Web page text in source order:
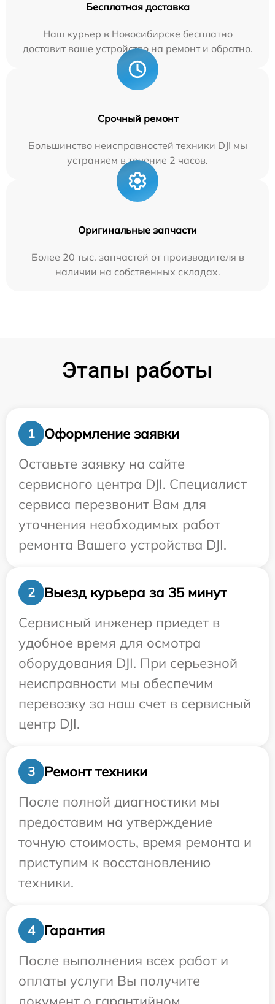
Бесплатная доставка
Наш курьер в Новосибирске бесплатно
доставит ваше устройство на ремонт и обратно.
Срочный ремонт
Большинство неисправностей техники DJI мы
устраняем в течение 2 часов.
Оригинальные запчасти
Более 20 тыс. запчастей от производителя в
наличии на собственных складах.
Этапы работы
1
Оформление заявки
Оставьте заявку на сайте
сервисного центра DJI. Специалист
сервиса перезвонит Вам для
уточнения необходимых работ
ремонта Вашего устройства DJI.
2
Выезд курьера за 35 минут
Сервисный инженер приедет в
удобное время для осмотра
оборудования DJI. При серьезной
неисправности мы обеспечим
перевозку за наш счет в сервисный
центр DJI.
3
Ремонт техники
После полной диагностики мы
предоставим на утверждение
точную стоимость, время ремонта и
приступим к восстановлению
техники.
4
Гарантия
После выполнения всех работ и
оплаты услуги Вы получите